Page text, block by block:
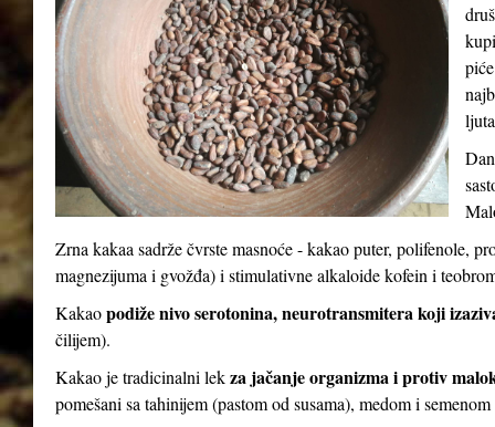
Zrna kakaa sadrže čvrste masnoće - kakao puter, polifenole,
magnezijuma i gvožđa) i stimulativne alkaloide kofein i
Kakaopodiže nivo serotonina, neurotransmitera koji
čilijem).
Kakao je tradicinalni lekza jačanje organizma i protiv
pomešani sa tahinijem (pastom od susama), medom i